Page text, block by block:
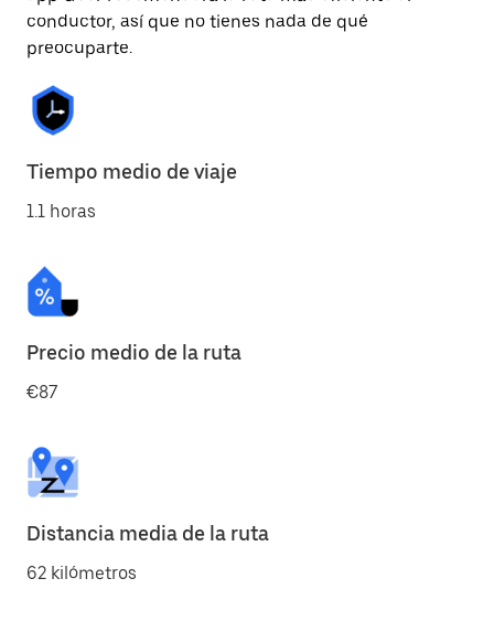
conductor, así que no tienes nada de qué
preocuparte.
Tiempo medio de viaje
1.1 horas
Precio medio de la ruta
€87
Distancia media de la ruta
62 kilómetros